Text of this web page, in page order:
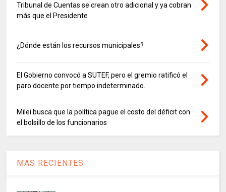
Tribunal de Cuentas se crean otro adicional y ya cobran
más que el Presidente
¿Dónde están los recursos municipales?
El Gobierno convocó a SUTEF, pero el gremio ratificó el
paro docente por tiempo indeterminado.
Milei busca que la política pague el costo del déficit con
el bolsillo de los funcionarios
MAS RECIENTES